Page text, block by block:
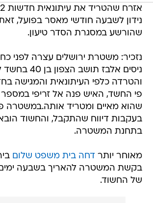
נידון לשבעה חודשי מאסר בפועל,
שהורשע במסגרת הסדר טיעון.
נזכיר: משטרת ירושלים עצרה לפני
ניסים אלבז תושב
פי החשד, האיש פנה אל זריפי במספר
שהוא מאיים ומטריד אותה.במשטרה
בעקבות דיווח שהתקבל, והחשוד
בתחנת המשטרה.
מאוחר יותר דחה בית משפט שלום
בקשת המשטרה להאריך בשבעה
של החשוד.